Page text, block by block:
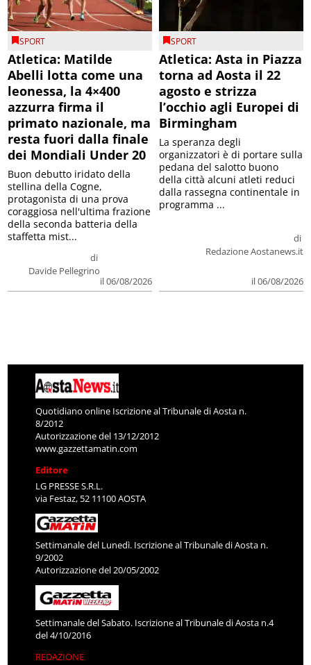
SPORT
Atletica: Matilde
Abelli lotta come una
leonessa, la 4×400
azzurra firma il
primato nazionale, ma
resta fuori dalla finale
dei Mondiali Under 20
di
Davide Pellegrino
il 06/08/2026
Buon debutto iridato della
stellina della Cogne,
protagonista di una prova
coraggiosa nell'ultima frazione
della seconda batteria della
staffetta mist...
SPORT
Atletica: Asta in Piazza
torna ad Aosta il 22
agosto e strizza
l’occhio agli Europei di
Birmingham
di
Redazione Aostanews.it
il 06/08/2026
La speranza degli
organizzatori è di portare sulla
pedana del salotto buono
della città alcuni atleti reduci
dalla rassegna continentale in
programma ...
Quotidiano online Iscrizione al Tribunale di Aosta n.
8/2012
Autorizzazione del 13/12/2012
www.gazzettamatin.com
Editore
LG PRESSE S.R.L.
via Festaz, 52 11100 AOSTA
Settimanale del Lunedì. Iscrizione al Tribunale di Aosta n.
9/2002
Autorizzazione del 20/05/2002
Settimanale del Sabato. Iscrizione al Tribunale di Aosta n.4
del 4/10/2016
REDAZIONE